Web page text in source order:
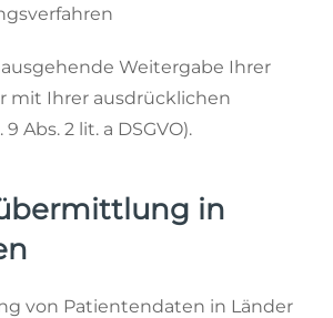
Weitergabe Ihrer
mit Ihrer ausdrücklichen
Abs. 2 lit. a DSGVO).
in
von Patientendaten in Länder